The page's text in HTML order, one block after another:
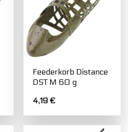
Feederkorb Distance
DST M 60 g
4,19€